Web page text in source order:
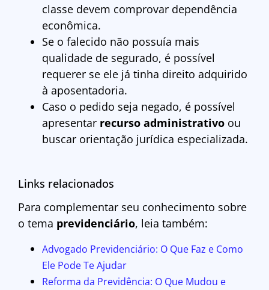
classe devem comprovar dependência
econômica.
Se o falecido não possuía mais
qualidade de segurado, é possível
requerer se ele já tinha direito adquirido
à aposentadoria.
Caso o pedido seja negado, é possível
apresentar recurso administrativo ou
buscar orientação jurídica especializada.
Links relacionados
Para complementar seu conhecimento sobre
o tema previdenciário, leia também:
Advogado Previdenciário: O Que Faz e Como
Ele Pode Te Ajudar
Reforma da Previdência: O Que Mudou e